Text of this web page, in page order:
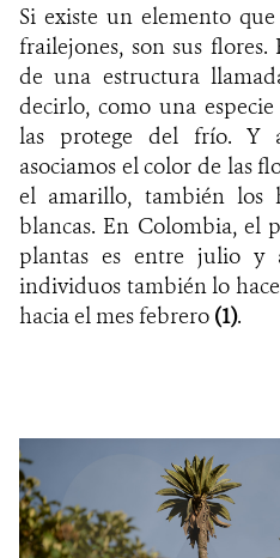
Si existe un elemento
frailejones, son sus flores.
de una estructura
decirlo, como una
las protege del frío. Y
asociamos el color de las
el amarillo, también los
blancas. En Colombia, el
plantas es entre julio y
individuos también lo
hacia el mes febrero (1).